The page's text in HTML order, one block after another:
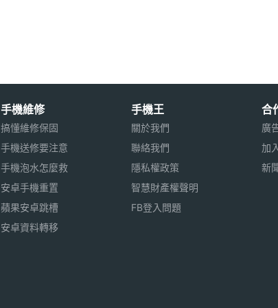
手機維修
搞懂維修保固
手機送修要注意
手機泡水怎麼救
安卓手機重置
蘋果安卓跳槽
安卓資料轉移
手機王
關於我們
聯絡我們
隱私權政策
智慧財產權聲明
FB登入問題
合
廣
加
新